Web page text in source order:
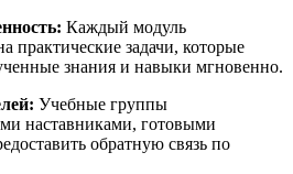
Каждый модуль
практические задачи, которые
знания и навыки мгновенно.
Учебные группы
наставниками, готовыми
обратную связь по